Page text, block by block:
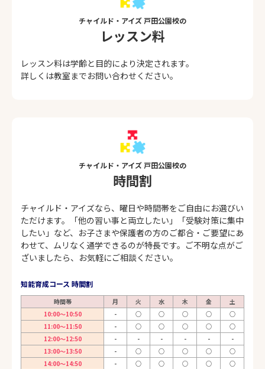
チャイルド・アイズ 戸田公園校の
レッスン料
レッスン料は学齢と目的により決定されます。
詳しくは教室までお問い合わせください。
チャイルド・アイズ 戸田公園校の
時間割
チャイルド・アイズなら、曜日や時間帯をご自由にお選びい
ただけます。「他の習い事と両立したい」「受験対策に集中
したい」など、お子さまや保護者の方のご都合・ご要望にあ
わせて、ムリなく通学できるのが特長です。ご不明な点がご
ざいましたら、お気軽にご相談ください。
知能育成コース 時間割
時間帯 月 火 水 木 金
土
10:00～10:50
- ○ ○ ○ ○
○
11:00～11:50
- ○ ○ ○ ○
○
12:00～12:50
- - - - -
-
13:00～13:50
- ○ ○ ○ ○
○
14:00～14:50
- ○ ○ ○ ○
○